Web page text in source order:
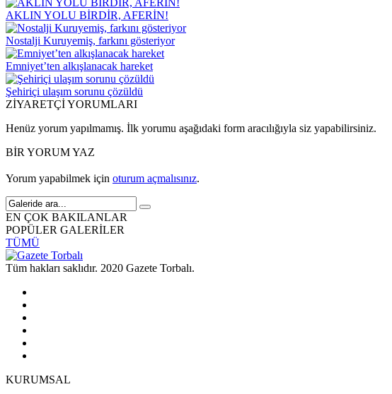
AKLIN YOLU BİRDİR, AFERİN!
Nostalji Kuruyemiş, farkını gösteriyor
Emniyet’ten alkışlanacak hareket
Şehiriçi ulaşım sorunu çözüldü
ZİYARETÇİ YORUMLARI
Henüz yorum yapılmamış. İlk yorumu aşağıdaki form aracılığıyla siz yapabilirsiniz.
BİR YORUM YAZ
Yorum yapabilmek için oturum açmalısınız.
EN ÇOK BAKILANLAR
POPÜLER GALERİLER
TÜMÜ
Tüm hakları saklıdır. 2020 Gazete Torbalı.
KURUMSAL